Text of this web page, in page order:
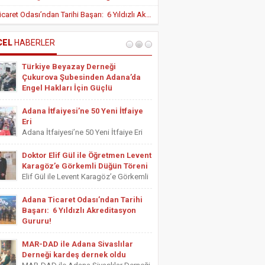
Teşvik Düzenlemesi ile Adana’da
Yatırımlara Uygulanan Vergisel Avantajlar
HASTALIKLARI UZMANI DR. YUSUF
BİR BUZDAĞI
ASİYE UYANIK
Ayak Bakımı
Adana Ticaret Odası’ndan Tarihi Başarı: 6 Yıldızlı Akreditasyon Gururu!
HABERLER
Türkiye Beyazay Derneği
Çukurova Şubesinden Adana’da
Engel Hakları İçin Güçlü
Farkındalık Konferansı
Türkiye Beyazay Derneği Çukurova
Şubesinden Adana’da Engel Hakları
İçin Güçlü Farkındalık Konferansı
Şubesi tarafından düzenlenen
“Engellinin Engelli Haklarının Farkında
mıyız? Hak Bilinci, Erişilebilirlik ve
Toplumsal Farkındalık...
Adana İtfaiyesi’ne 50 Yeni İtfaiye
Eri
Adana İtfaiyesi’ne 50 Yeni İtfaiye Eri
Adana Büyükşehir Belediyesi İtfaiye
Daire Başkanlığı bünyesinde göreve
başlayacak 50 yeni itfaiye eri için
yemin töreni düzenlendi. Törene
Vekili...
Doktor Elif Gül ile Öğretmen Levent
Karagöz’e Görkemli Düğün Töreni
Elif Gül ile Levent Karagöz’e Görkemli
Düğün Töreni Serbest Muhasebeci
Mali Müşavir ve Adana Serbest
Muhasebeci Mali Müşavirler Odası
Saymanı Yurdagül Gül ile iş ve mali
tanıdığı...
Adana Ticaret Odası’ndan Tarihi
Başarı: 6 Yıldızlı Akreditasyon
Gururu!
Adana Ticaret Odası’ndan Tarihi
Başarı: 6 Yıldızlı Akreditasyon Gururu!
‎ADANA Ticaret Odası (ATO), üyelerine
MAR-DAD ile Adana Sivaslılar
Derneği kardeş dernek oldu